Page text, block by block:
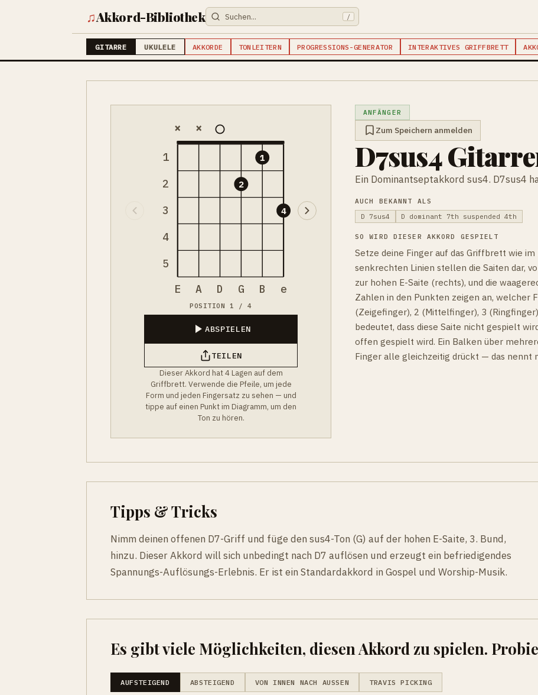
♫Akkord-Bibliothek /
GITARRE UKULELE AKKORDE TONLEITERN PROGRESSIONS-GENERATOR INTERAKTIVES GRIFFBRETT
1
2
3
4
5
× ×
2
1
4
E A D G B e
POSITION 1 / 4
ABSPIELEN
TEILEN
Dieser Akkord hat 4 Lagen auf dem
Griffbrett. Verwende die Pfeile, um jede
Form und jeden Fingersatz zu sehen — und
tippe auf einen Punkt im Diagramm, um den
Ton zu hören.
ANFÄNGER
Zum Speichern anmelden
D7sus4
Ein Dominantseptakkord sus4. D7sus4
AUCH BEKANNT ALS
D 7sus4
D dominant 7th suspended 4th
SO WIRD DIESER AKKORD GESPIELT
Setze deine Finger auf das Griffbrett wie
senkrechten Linien stellen die Saiten dar,
zur hohen E-Saite (rechts), und die
Zahlen in den Punkten zeigen an, welcher
(Zeigefinger), 2 (Mittelfinger), 3
bedeutet, dass diese Saite nicht gespielt
offen gespielt wird. Ein Balken über
Finger alle gleichzeitig drückt — das nennt
Tipps & Tricks
Nimm deinen offenen D7-Griff und füge den sus4-Ton (G) auf der hohen E-Saite, 3. Bund,
hinzu. Dieser Akkord will sich unbedingt nach D7 auflösen und erzeugt ein befriedigendes
Spannungs-Auflösungs-Erlebnis. Er ist ein Standardakkord in Gospel und Worship-Musik.
Es gibt viele Möglichkeiten, diesen Akkord zu spielen.
AUFSTEIGEND ABSTEIGEND VON INNEN NACH AUSSEN TRAVIS PICKING